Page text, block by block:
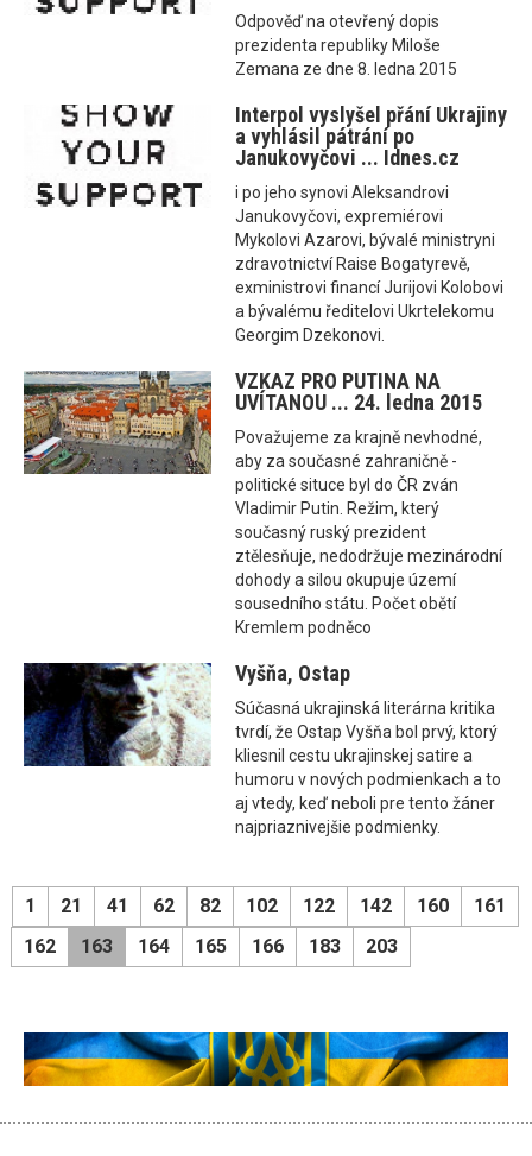
Odpověď na otevřený dopis
prezidenta republiky Miloše
Zemana ze dne 8. ledna 2015
Interpol vyslyšel přání Ukrajiny
a vyhlásil pátrání po
Janukovyčovi ... Idnes.cz
i po jeho synovi Aleksandrovi
Janukovyčovi, expremiérovi
Mykolovi Azarovi, bývalé ministryni
zdravotnictví Raise Bogatyrevě,
exministrovi financí Jurijovi Kolobovi
a bývalému ředitelovi Ukrtelekomu
Georgim Dzekonovi.
VZKAZ PRO PUTINA NA
UVÍTANOU ... 24. ledna 2015
Považujeme za krajně nevhodné,
aby za současné zahraničně -
politické situce byl do ČR zván
Vladimir Putin. Režim, který
současný ruský prezident
ztělesňuje, nedodržuje mezinárodní
dohody a silou okupuje území
sousedního státu. Počet obětí
Kremlem podněco
Vyšňa, Ostap
Súčasná ukrajinská literárna kritika
tvrdí, že Ostap Vyšňa bol prvý, ktorý
kliesnil cestu ukrajinskej satire a
humoru v nových podmienkach a to
aj vtedy, keď neboli pre tento žáner
najpriaznivejšie podmienky.
1 21 41 62 82 102 122 142 160
161
162
163 164 165 166 183 203